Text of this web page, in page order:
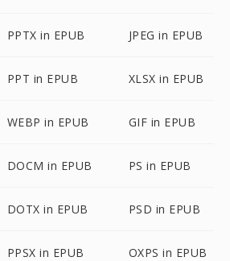
PPTX in EPUB JPEG in EPUB
PPT in EPUB XLSX in EPUB
WEBP in EPUB GIF in EPUB
DOCM in EPUB PS in EPUB
DOTX in EPUB PSD in EPUB
PPSX in EPUB OXPS in EPUB